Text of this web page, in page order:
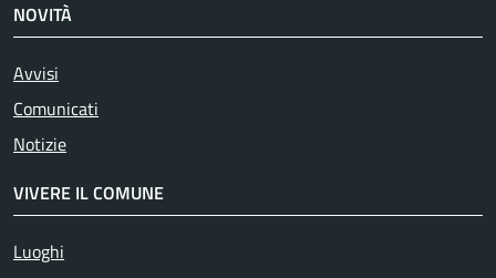
NOVITÀ
Avvisi
Comunicati
Notizie
VIVERE IL COMUNE
Luoghi